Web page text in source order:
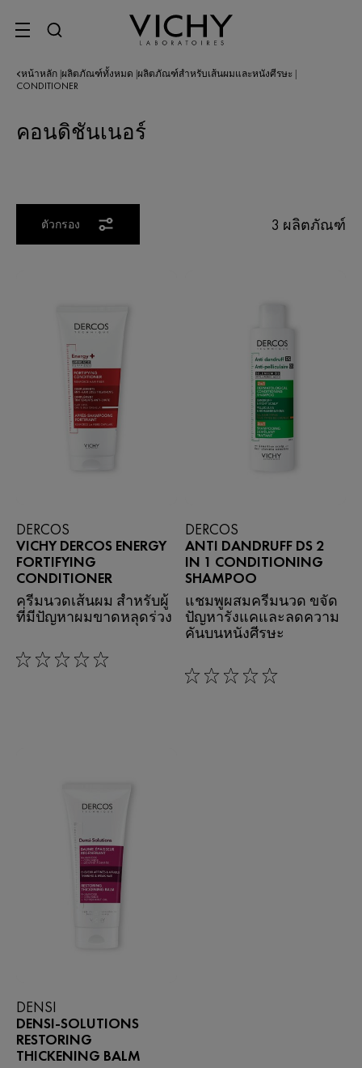
SITE MENU
หน้าหลัก ผลิตภัณฑ์ทั้งหมด ผลิตภัณฑ์สำหรับเส้นผมและหนังศีรษะ
CONDITIONER
คอนดิชันเนอร์
ตัวกรอง 3 ผลิตภัณฑ์
DERCOS
VICHY DERCOS ENERGY
FORTIFYING
CONDITIONER
ครีมนวดเส้นผม สําหรับผู้
ที่มีปัญหาผมขาดหลุดร่วง
0/5
DERCOS
ANTI DANDRUFF DS 2
IN 1 CONDITIONING
SHAMPOO
แชมพูผสมครีมนวด ขจัด
ปัญหารังแคและลดความ
คันบนหนังศีรษะ
0/5
DENSI
DENSI-SOLUTIONS
RESTORING
THICKENING BALM